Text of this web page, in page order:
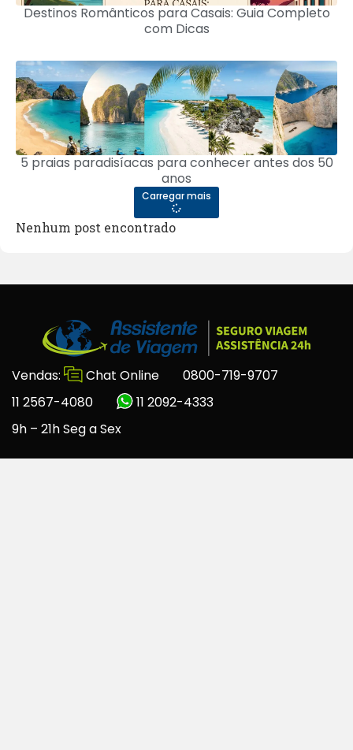
Destinos Românticos para Casais: Guia Completo
com Dicas
5 praias paradisíacas para conhecer antes dos 50
anos
Carregar mais
Nenhum post encontrado
Vendas: Chat Online
0800-719-9707
11 2567-4080
11 2092-4333
9h – 21h Seg a Sex